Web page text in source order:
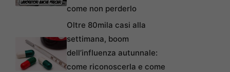
come non perderlo
Oltre 80mila casi alla
settimana, boom
dell’influenza autunnale:
come riconoscerla e come